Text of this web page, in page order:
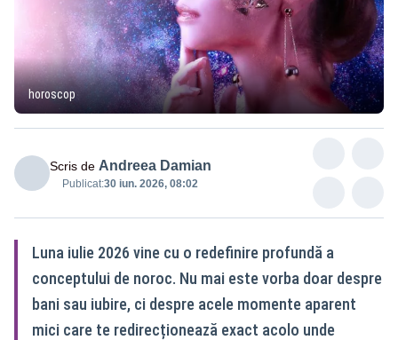
horoscop
Scris de Andreea Damian
Publicat:30 iun. 2026, 08:02
Luna iulie 2026 vine cu o redefinire profundă a
conceptului de noroc. Nu mai este vorba doar despre
bani sau iubire, ci despre acele momente aparent
mici care te redirecționează exact acolo unde